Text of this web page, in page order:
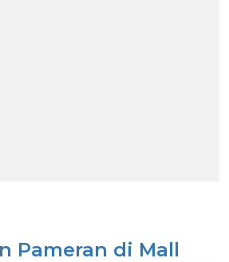
Pameran di Mall